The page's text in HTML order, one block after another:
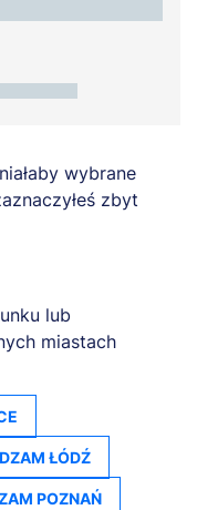
wybrane
zbyt
lub
miastach
ŁÓDŹ
POZNAŃ